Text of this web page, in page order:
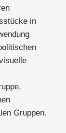
in
Gruppen.